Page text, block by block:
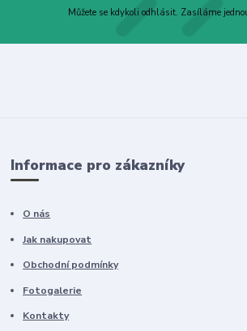
Můžete se kdykoli odhlásit. Zasíláme
Informace pro zákazníky
O nás
Jak nakupovat
Obchodní podmínky
Fotogalerie
Kontakty